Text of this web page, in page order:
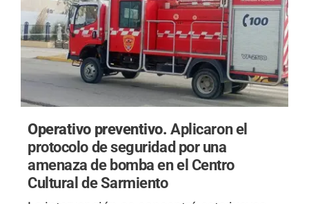
Operativo preventivo.Aplicaron el
protocolo de seguridad por una
amenaza de bomba en el Centro
Cultural de Sarmiento